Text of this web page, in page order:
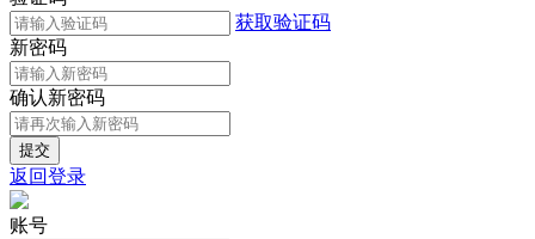
获取验证码
新密码
确认新密码
返回登录
账号